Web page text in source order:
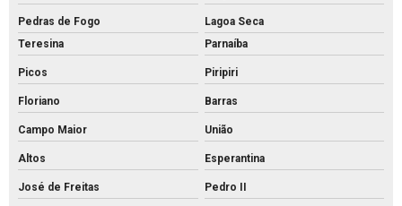
Pedras de Fogo
Lagoa Seca
Teresina
Parnaíba
Picos Piripiri
Floriano Barras
Campo Maior União
Altos Esperantina
José de Freitas Pedro II